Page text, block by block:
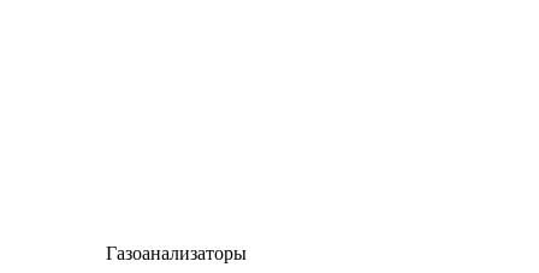
Газоанализаторы